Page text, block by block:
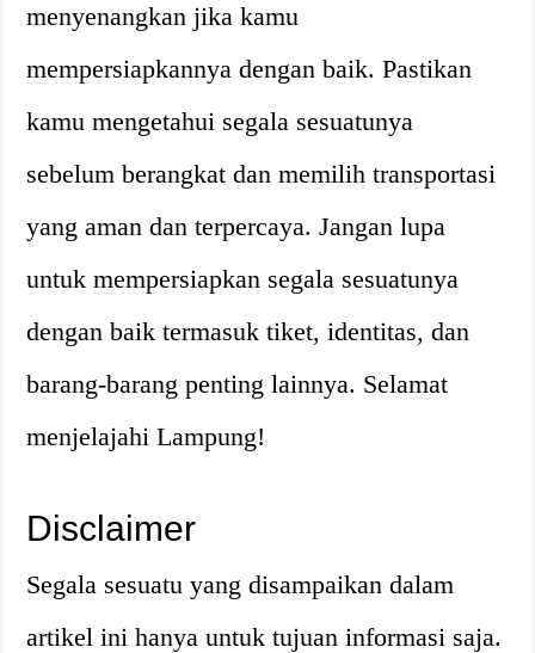
menyenangkan jika kamu
mempersiapkannya dengan baik. Pastikan
kamu mengetahui segala sesuatunya
sebelum berangkat dan memilih transportasi
yang aman dan terpercaya. Jangan lupa
untuk mempersiapkan segala sesuatunya
dengan baik termasuk tiket, identitas, dan
barang-barang penting lainnya. Selamat
menjelajahi Lampung!
Disclaimer
Segala sesuatu yang disampaikan dalam
artikel ini hanya untuk tujuan informasi saja.